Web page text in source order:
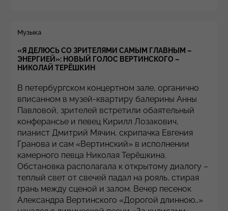
Музыка
«Я ДЕЛЮСЬ СО ЗРИТЕЛЯМИ САМЫМ ГЛАВНЫМ –
ЭНЕРГИЕЙ»: НОВЫЙ ГОЛОС ВЕРТИНСКОГО –
НИКОЛАЙ ТЕРЁШКИН
В петербургском концертном зале, органично
вписанном в музей-квартиру балерины Анны
Павловой, зрителей встретили обаятельный
конферансье и певец Кирилл Лозакович,
пианист Дмитрий Мячин, скрипачка Евгения
Гранова и сам «Вертинский» в исполнении
камерного певца Николая Терёшкина.
Обстановка располагала к открытому диалогу –
теплый свет от свечей падал на рояль, стирая
грань между сценой и залом. Вечер песенок
Александра Вертинского «Дорогой длинною…»